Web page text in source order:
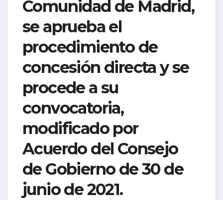
Comunidad de Madrid,
se aprueba el
procedimiento de
concesión directa y se
procede a su
convocatoria,
modificado por
Acuerdo del Consejo
de Gobierno de 30 de
junio de 2021.